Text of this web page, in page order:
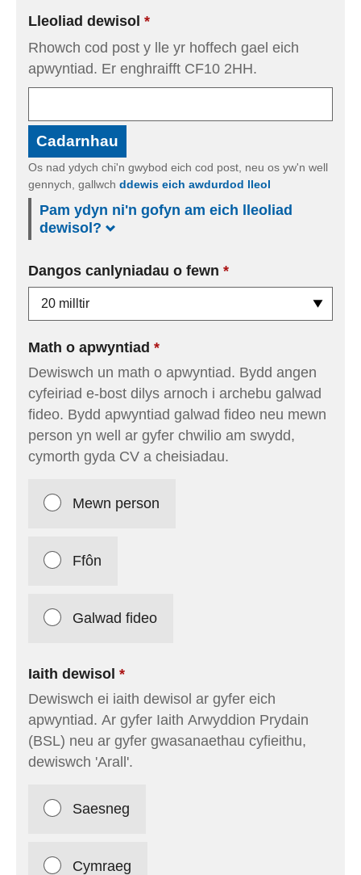
Lleoliad dewisol
Rhowch cod post y lle yr hoffech gael eich
apwyntiad. Er enghraifft CF10 2HH.
Cadarnhau
Os nad ydych chi'n gwybod eich cod post, neu os yw'n well
gennych, gallwch
ddewis eich awdurdod lleol
Pam ydyn ni'n gofyn am eich lleoliad
dewisol?
Dangos canlyniadau o fewn
Math o apwyntiad
Dewiswch un math o apwyntiad. Bydd angen
cyfeiriad e-bost dilys arnoch i archebu galwad
fideo. Bydd apwyntiad galwad fideo neu mewn
person yn well ar gyfer chwilio am swydd,
cymorth gyda CV a cheisiadau.
Mewn person
Ffôn
Galwad fideo
Iaith dewisol
Dewiswch ei iaith dewisol ar gyfer eich
apwyntiad. Ar gyfer Iaith Arwyddion Prydain
(BSL) neu ar gyfer gwasanaethau cyfieithu,
dewiswch 'Arall'.
Saesneg
Cymraeg